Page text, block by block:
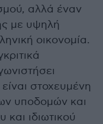
αλλά έναν
με υψηλή
οικονομία.
στοχευμένη
υποδομών και
ιδιωτικού